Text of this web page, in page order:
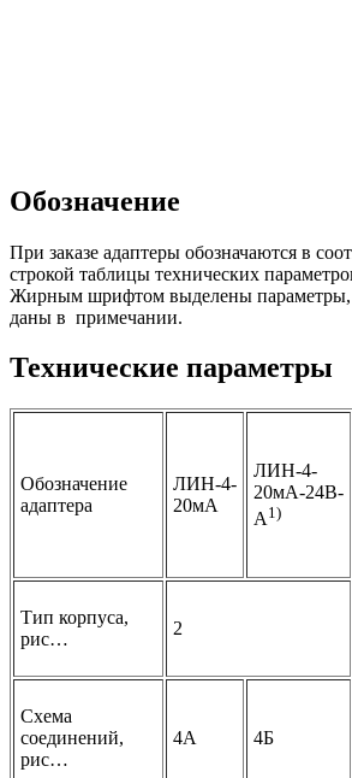
Обозначение
При заказе адаптеры обозначаются в
строкой таблицы технических
Жирным шрифтом выделены параметры,
даны в примечании.
Технические параметры
Обозначение
адаптера
ЛИН-4-
20мА
ЛИН-4-
20мА-24В-
А1)
Тип корпуса,
рис…
2
Схема
соединений,
рис…
4А 4Б